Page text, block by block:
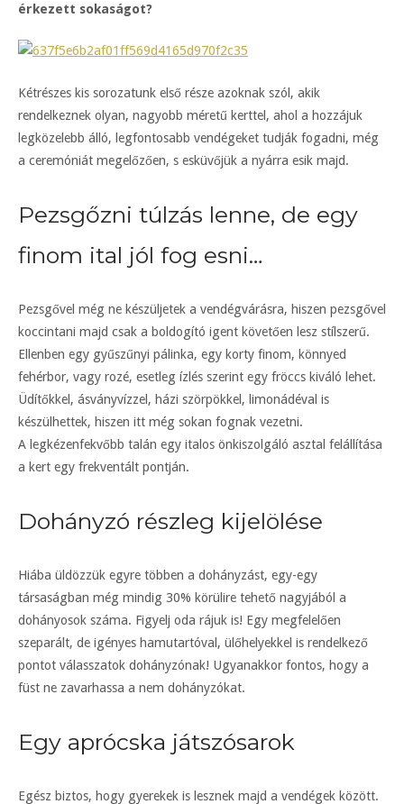
érkezett sokaságot?
Kétrészes kis sorozatunk első része azoknak szól, akik
rendelkeznek olyan, nagyobb méretű kerttel, ahol a hozzájuk
legközelebb álló, legfontosabb vendégeket tudják fogadni, még
a ceremóniát megelőzően, s esküvőjük a nyárra esik majd.
Pezsgőzni túlzás lenne, de egy
finom ital jól fog esni…
Pezsgővel még ne készüljetek a vendégvárásra, hiszen pezsgővel
koccintani majd csak a boldogító igent követően lesz stílszerű.
Ellenben egy gyűszűnyi pálinka, egy korty finom, könnyed
fehérbor, vagy rozé, esetleg ízlés szerint egy fröccs kiváló lehet.
Üdítőkkel, ásványvízzel, házi szörpökkel, limonádéval is
készülhettek, hiszen itt még sokan fognak vezetni.
A legkézenfekvőbb talán egy italos önkiszolgáló asztal felállítása
a kert egy frekventált pontján.
Dohányzó részleg kijelölése
Hiába üldözzük egyre többen a dohányzást, egy-egy
társaságban még mindig 30% körülire tehető nagyjából a
dohányosok száma. Figyelj oda rájuk is! Egy megfelelően
szeparált, de igényes hamutartóval, ülőhelyekkel is rendelkező
pontot válasszatok dohányzónak! Ugyanakkor fontos, hogy a
füst ne zavarhassa a nem dohányzókat.
Egy aprócska játszósarok
Egész biztos, hogy gyerekek is lesznek majd a vendégek között.